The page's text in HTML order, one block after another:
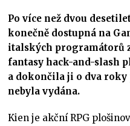
Po více než dvou
konečně dostupná na
italských programátorů
fantasy hack-and-slash
a dokončila ji o dva
nebyla vydána.
Kien je akční RPG